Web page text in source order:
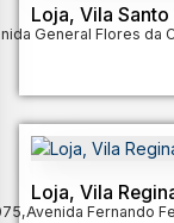
Loja, Vila
General Flores da
Loja, Vila
,Avenida Fernando